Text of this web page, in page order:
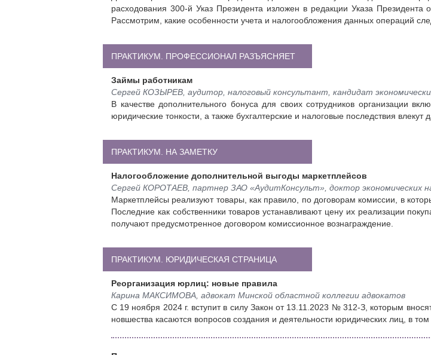
расходования 300-й Указ Президента изложен в редакции Указа
Рассмотрим, какие особенности учета и налогообложения данных операций
ПРАКТИКУМ. ПРОФЕССИОНАЛ РАЗЪЯСНЯЕТ
Займы работникам
Сергей КОЗЫРЕВ, аудитор, налоговый консультант, кандидат
В качестве дополнительного бонуса для своих сотрудников организации
юридические тонкости, а также бухгалтерские и налоговые последствия
ПРАКТИКУМ. НА ЗАМЕТКУ
Налогообложение дополнительной выгоды маркетплейсов
Сергей КОРОТАЕВ, партнер ЗАО «АудитКонсульт», доктор экономических
Маркетплейсы реализуют товары, как правило, по договорам комиссии, в
Последние как собственники товаров устанавливают цену их реализации
получают предусмотренное договором комиссионное вознаграждение.
ПРАКТИКУМ. ЮРИДИЧЕСКАЯ СТРАНИЦА
Реорганизация юрлиц: новые правила
Карина МАКСИМОВА, адвокат Минской областной коллегии адвокатов
С 19 ноября 2024 г. вступит в силу Закон от 13.11.2023 № 312-З, которым
новшества касаются вопросов создания и деятельности юридических лиц, в том